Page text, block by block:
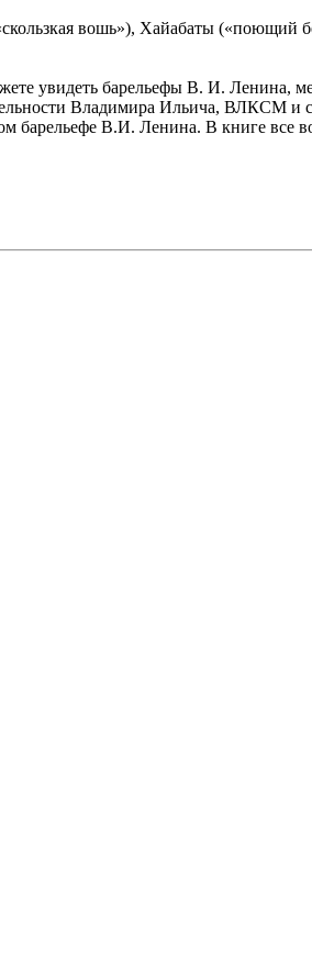
вошь»), Хайабаты («поющий
увидеть барельефы В. И. Ленина,
Владимира Ильича, ВЛКСМ и
барельефе В.И. Ленина. В книге все